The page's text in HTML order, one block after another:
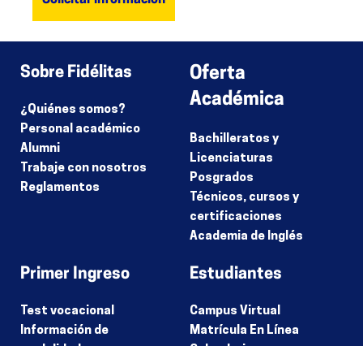
Sobre Fidélitas
¿Quiénes somos?
Personal académico
Alumni
Trabaje con nosotros
Reglamentos
Oferta
Académica
Bachilleratos y
Licenciaturas
Posgrados
Técnicos, cursos y
certificaciones
Academia de Inglés
Primer Ingreso
Test vocacional
Información de
Estudiantes
Campus Virtual
Matrícula En Línea